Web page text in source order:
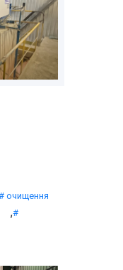
очищення
,